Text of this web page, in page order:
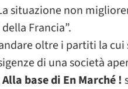
situazione non
Francia”.
oltre i partiti la
di una società
Alla base di En Marché !